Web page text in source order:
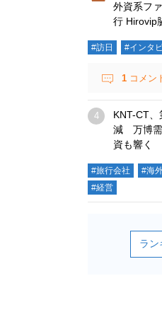
外資系フ
行 Hirovip
#訪日 #インタ
1 コメン
KNT-CT
減 万博需
資も響く
#旅行会社 #海
#経営